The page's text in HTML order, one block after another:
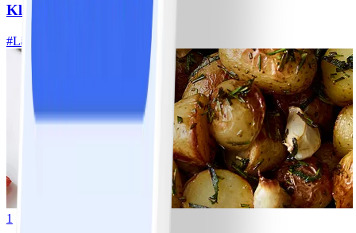
Klassisk vitkålssallad
#Lätt
1